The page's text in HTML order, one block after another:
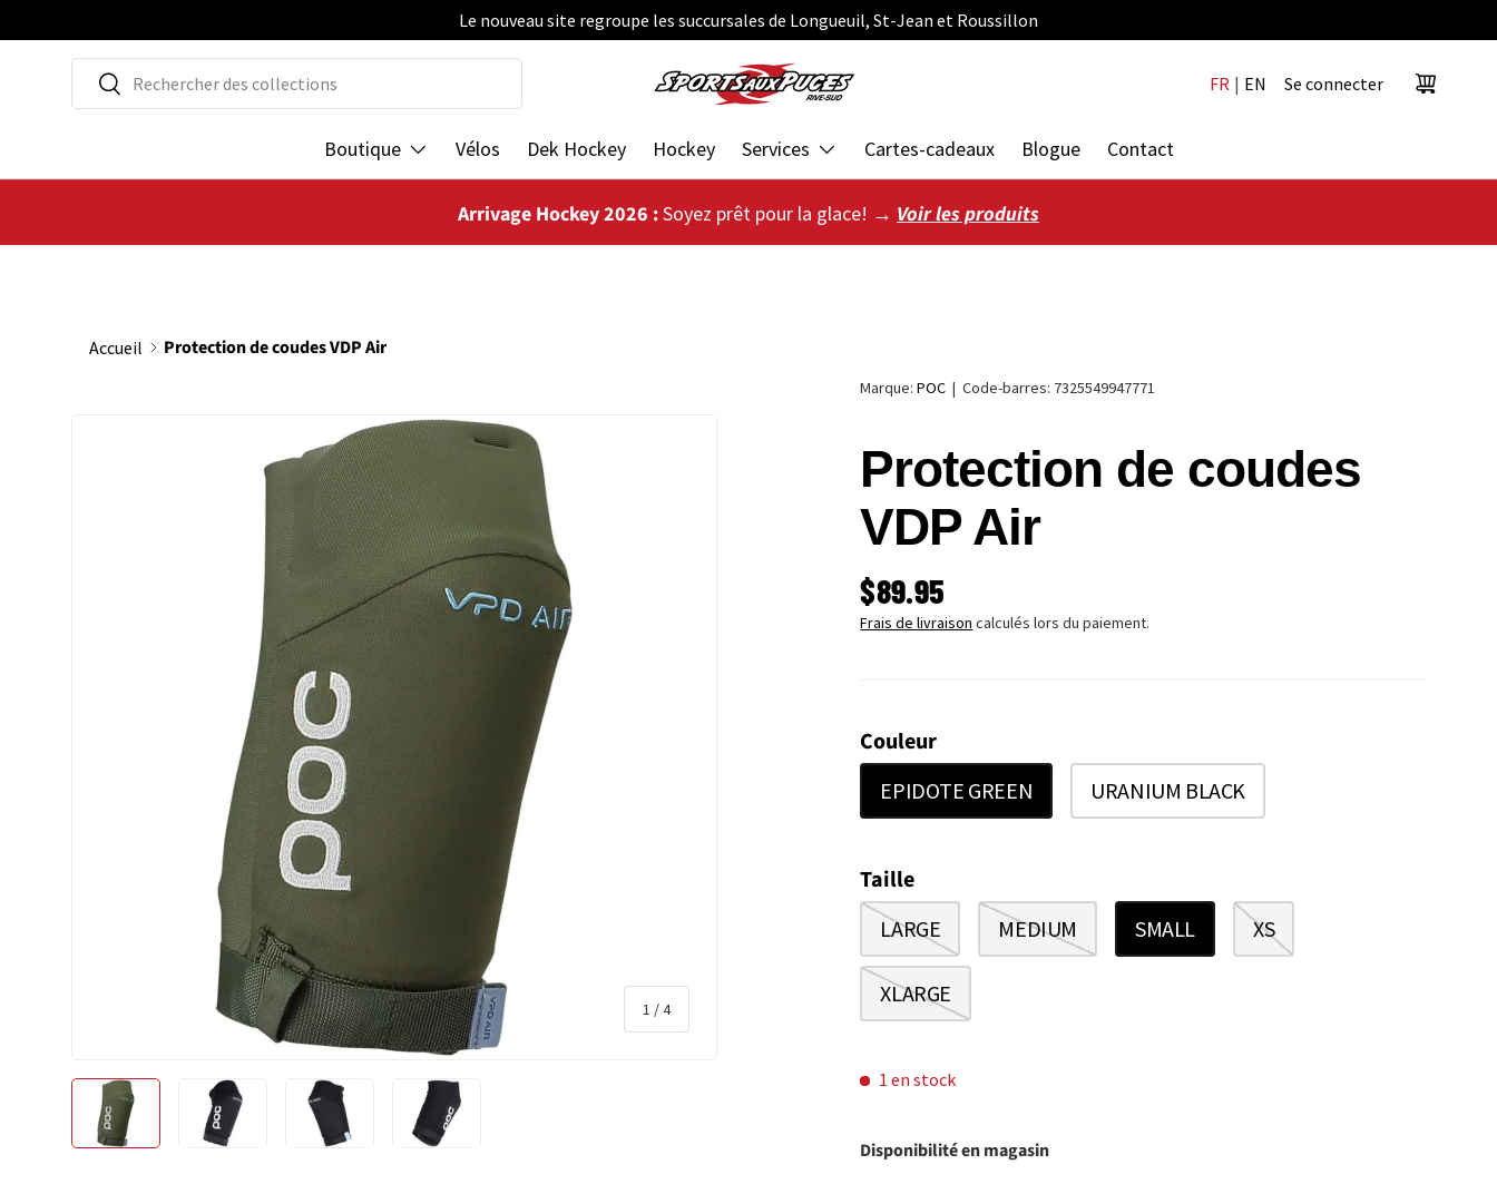
ALLER AU CONTENU
Le nouveau site regroupe les succursales de Longueuil, St-Jean et Roussillon
Recherche
Rechercher FR | EN Se connecter
Panier
Boutique Vélos Dek Hockey Hockey Services Cartes-cadeaux Blogue Contact
Arrivage Hockey 2026 :Soyez prêt pour la glace! → Voir les produits
Accueil Protection de coudes VDP Air
PASSER AUX INFORMATIONS PRODUITS
1 /de
4
Marque:POC |Code-barres: 7325549947771
Protection de coudes
VDP Air
PRIX HABITUEL
$89.95
Frais de livraison calculés lors du paiement.
Couleur
EPIDOTE GREEN URANIUM BLACK
Taille
LARGE MEDIUM SMALL XS
XLARGE
1 en stock
Disponibilité en magasin